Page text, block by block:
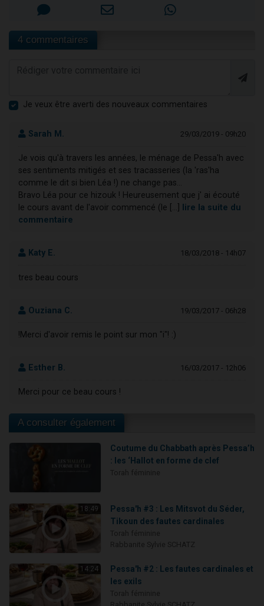
4 commentaires
Je veux être averti des nouveaux commentaires
Sarah M. 29/03/2019 - 09h20
Je vois qu'à travers les années, le ménage de Pessa'h avec
ses sentiments mitigés et ses tracasseries (la 'ras'ha
comme le dit si bien Léa !) ne change pas...
Bravo Léa pour ce hizouk ! Heureusement que j' ai écouté
le cours avant de l'avoir commencé (le [...]
lire la suite du
commentaire
Katy E. 18/03/2018 - 14h07
tres beau cours
Ouziana C. 19/03/2017 - 06h28
!Merci d'avoir remis le point sur mon "i"! :)
Esther B. 16/03/2017 - 12h06
Merci pour ce beau cours !
A consulter également
Coutume du Chabbath après Pessa’h
: les ‘Hallot en forme de clef
18:49
Pessa'h #3 : Les Mitsvot du Séder,
Tikoun des fautes cardinales
14:24
Pessa'h #2 : Les fautes cardinales et
les exils